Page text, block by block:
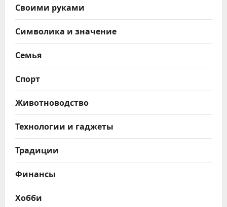
Своими руками
Символика и значение
Семья
Спорт
Животноводство
Технологии и гаджеты
Традиции
Финансы
Хобби